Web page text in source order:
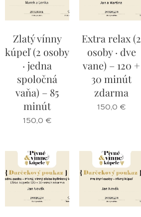
Zlatý vínny
kúpeľ (2 osoby
· jedna
spoločná
vaňa) – 85
minút
150,0 €
Extra relax (2
osoby · dve
vane) – 120 +
30 minút
zdarma
150,0 €